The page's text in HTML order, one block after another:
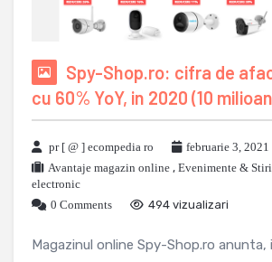
Spy-Shop.ro: cifra de
cu 60% YoY, in 2020 (10
pr [ @ ] ecompedia ro
februarie 3, 2021
Avantaje magazin online , Evenimente & Stiri
electronic
0 Comments
494 vizualizari
Magazinul online Spy-Shop.ro anunta,